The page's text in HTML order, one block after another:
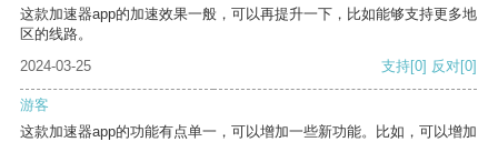
这款加速器app的加速效果一般，可以再提升一下，比如能够支持更多地
区的线路。
2024-03-25
支持[0] 反对[0]
游客
这款加速器app的功能有点单一，可以增加一些新功能。比如，可以增加